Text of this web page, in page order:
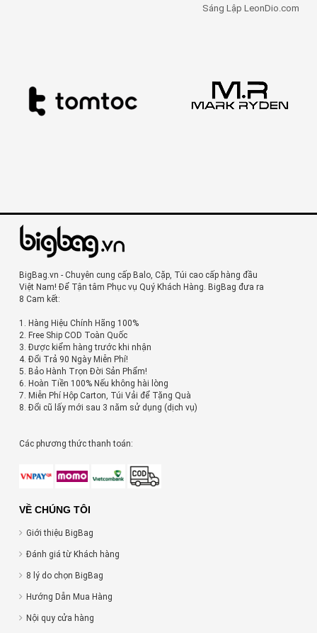
Sáng Lập LeonDio.com
BigBag.vn - Chuyên cung cấp Balo, Cặp, Túi cao cấp hàng đầu
Việt Nam! Để Tận tâm Phục vụ Quý Khách Hàng. BigBag đưa ra
8 Cam kết:
1. Hàng Hiệu Chính Hãng 100%
2. Free Ship COD Toàn Quốc
3. Được kiểm hàng trước khi nhận
4. Đổi Trả 90 Ngày Miễn Phí!
5. Bảo Hành Trọn Đời Sản Phẩm!
6. Hoàn Tiền 100% Nếu không hài lòng
7. Miễn Phí Hộp Carton, Túi Vải để Tặng Quà
8. Đổi cũ lấy mới sau 3 năm sử dụng (dịch vụ)
Các phương thức thanh toán:
VỀ CHÚNG TÔI
Giới thiệu BigBag
Đánh giá từ Khách hàng
8 lý do chọn BigBag
Hướng Dẫn Mua Hàng
Nội quy cửa hàng